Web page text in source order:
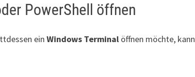
PowerShell öffnen
einWindows Terminal öffnen möchte, kann